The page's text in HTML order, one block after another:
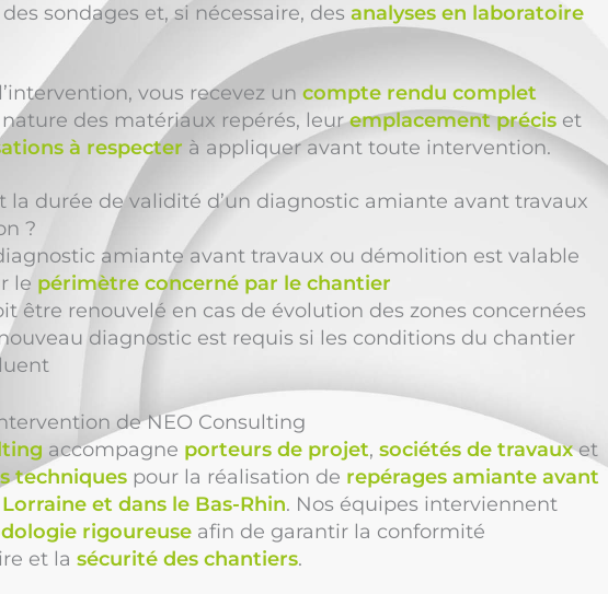
des sondages et, si nécessaire, des analyses en laboratoire
vous recevez un compte rendu complet
des matériaux repérés, leuremplacement précis et
à respecter à appliquer avant toute intervention.
la durée de validité d’un diagnostic amiante avant travaux
?
amiante avant travaux ou démolition est valable
le périmètre concerné par le chantier
être renouvelé en cas de évolution des zones concernées
diagnostic est requis si les conditions du chantier
de NEO Consulting
accompagne porteurs de projet, sociétés de travauxet
techniques pour la réalisation de repérages amiante avant
Lorraine et dans le Bas-Rhin. Nos équipes interviennent
rigoureuse afin de garantir la conformité
et la sécurité des chantiers.